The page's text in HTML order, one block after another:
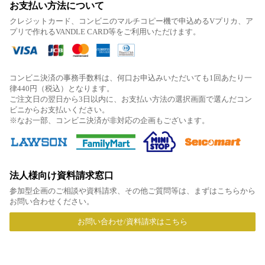
お支払い方法について
クレジットカード、コンビニのマルチコピー機で申込めるVプリカ、ア
プリで作れるVANDLE CARD等をご利用いただけます。
コンビニ決済の事務手数料は、何口お申込みいただいても1回あたり一
律440円（税込）となります。
ご注文日の翌日から3日以内に、お支払い方法の選択画面で選んだコン
ビニからお支払いください。
※なお一部、コンビニ決済が非対応の企画もございます。
法人様向け資料請求窓口
参加型企画のご相談や資料請求、その他ご質問等は、まずはこちらから
お問い合わせください。
お問い合わせ/資料請求はこちら